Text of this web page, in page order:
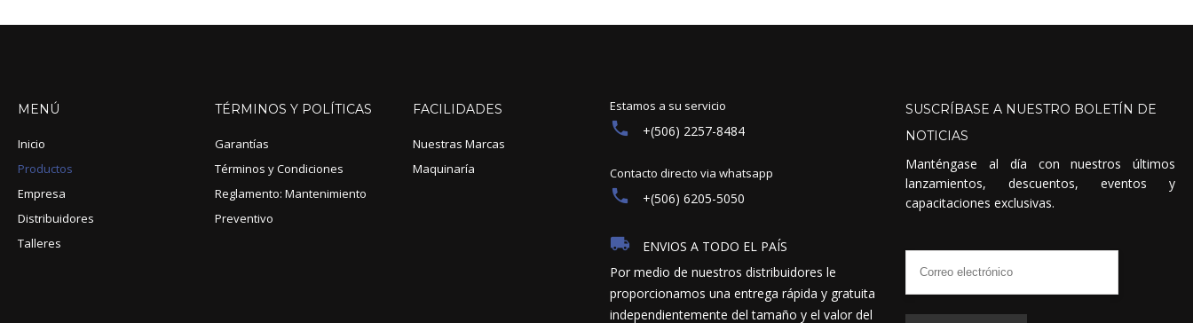
MENÚ
Inicio
Productos
Empresa
Distribuidores
Talleres
TÉRMINOS Y POLÍTICAS
Garantías
Términos y Condiciones
Reglamento: Mantenimiento
Preventivo
FACILIDADES
Nuestras Marcas
Maquinaría
Estamos a su servicio
+(506) 2257-8484
Contacto directo via whatsapp
+(506) 6205-5050
ENVIOS A TODO EL PAÍS
Por medio de nuestros distribuidores le
proporcionamos una entrega rápida y gratuita
independientemente del tamaño y el valor del
SUSCRÍBASE A NUESTRO BOLETÍN DE
NOTICIAS
Manténgase al día con nuestros últimos
lanzamientos, descuentos, eventos y
capacitaciones exclusivas.